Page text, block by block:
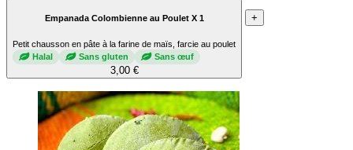
Empanada Colombienne au Poulet X 1
Petit chausson en pâte à la farine de maïs, farcie au poulet
Halal
Sans gluten Sans œuf
3,00 €
+